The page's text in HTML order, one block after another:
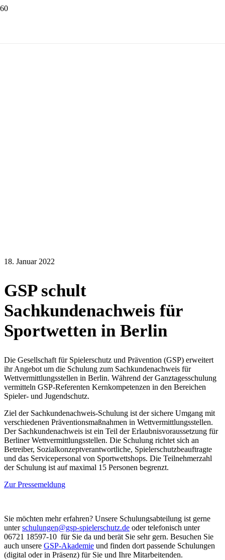
18. Januar 2022
GSP schult
Sachkundenachweis für
Sportwetten in Berlin
Die Gesellschaft für Spielerschutz und Prävention (GSP) erweitert
ihr Angebot um die Schulung zum Sachkundenachweis für
Wettvermittlungsstellen in Berlin. Während der Ganztagesschulung
vermitteln GSP-Referenten Kernkompetenzen in den Bereichen
Spieler- und Jugendschutz.
Ziel der Sachkundenachweis-Schulung ist der sichere Umgang mit
verschiedenen Präventionsmaßnahmen in Wettvermittlungsstellen.
Der Sachkundenachweis ist ein Teil der Erlaubnisvoraussetzung für
Berliner Wettvermittlungsstellen. Die Schulung richtet sich an
Betreiber, Sozialkonzeptverantwortliche, Spielerschutzbeauftragte
und das Servicepersonal von Sportwettshops. Die Teilnehmerzahl
der Schulung ist auf maximal 15 Personen begrenzt.
Zur Pressemeldung
Sie möchten mehr erfahren? Unsere Schulungsabteilung ist gerne
unterschulungen@gsp-spielerschutz.de oder telefonisch unter
06721 18597-10 für Sie da und berät Sie sehr gern. Besuchen Sie
auch unsere GSP-Akademie und finden dort passende Schulungen
(digital oder in Präsenz) für Sie und Ihre Mitarbeitenden.